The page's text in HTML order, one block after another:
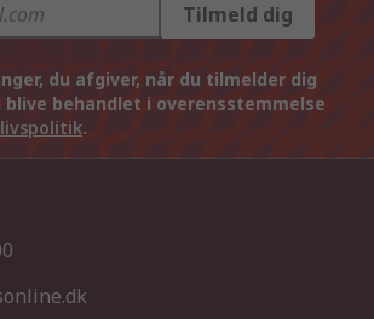
Tilmeld dig
du afgiver, når du tilmelder dig
blive behandlet i overensstemmelse
.